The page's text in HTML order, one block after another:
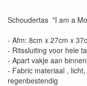
Schoudertas "I am a
- Afm: 8cm x 27cm x
- Ritssluiting voor hele
- Apart vakje aan
- Fabric materiaal ,
regenbestendig